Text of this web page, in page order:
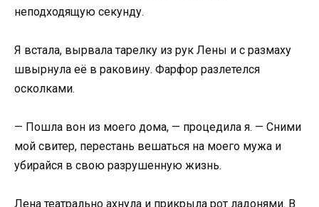
неподходящую секунду.
Я встала, вырвала тарелку из рук Лены и с размаху
швырнула её в раковину. Фарфор разлетелся
осколками.
— Пошла вон из моего дома, — процедила я. — Сними
мой свитер, перестань вешаться на моего мужа и
убирайся в свою разрушенную жизнь.
Лена театрально ахнула и прикрыла рот ладонями. В